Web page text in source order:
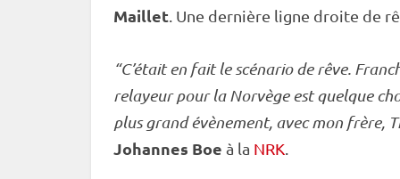
Maillet . Une dernière ligne droite de
“C’était en fait le scénario de rêve.
relayeur pour la Norvège est quelque
plus grand évènement, avec mon frère,
Johannes Boe à la NRK